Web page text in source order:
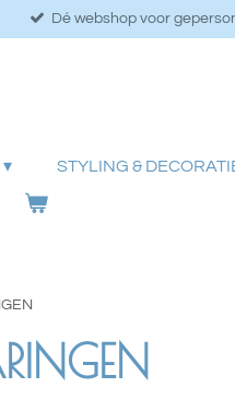
Dé webshop voor
STYLING &